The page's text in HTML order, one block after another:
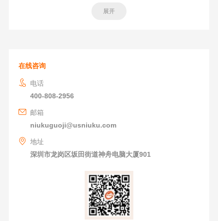
展开
在线咨询
电话
400-808-2956
邮箱
niukuguoji@usniuku.com
地址
深圳市龙岗区坂田街道神舟电脑大厦901